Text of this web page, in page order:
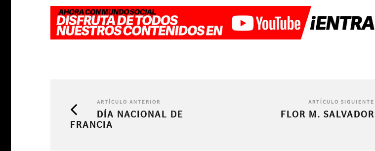
ARTÍCULO ANTERIOR
DÍA NACIONAL DE
FRANCIA
ARTÍCULO SIGUIENTE
FLOR M. SALVADOR